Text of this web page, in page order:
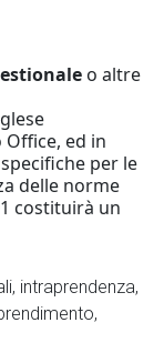
o altre
ed in
per le
delle norme
costituirà un
intraprendenza,